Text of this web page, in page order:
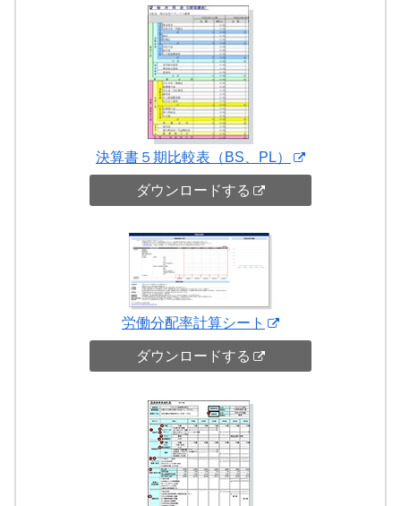
決算書５期比較表（BS、PL）
ダウンロードする
労働分配率計算シート
ダウンロードする